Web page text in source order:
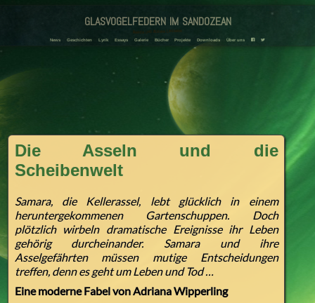
glasvogelfedern im sandozean
Amanda und Adriana Landmann
News Geschichten Lyrik Essays Galerie Bücher Projekte Downloads Über uns F T
Die Asseln und die
Scheibenwelt
Samara, die Kellerassel, lebt glücklich in einem
heruntergekommenen Gartenschuppen. Doch
plötzlich wirbeln dramatische Ereignisse ihr Leben
gehörig durcheinander. Samara und ihre
Asselgefährten müssen mutige Entscheidungen
treffen, denn es geht um Leben und Tod …
Eine moderne Fabel von Adriana Wipperling